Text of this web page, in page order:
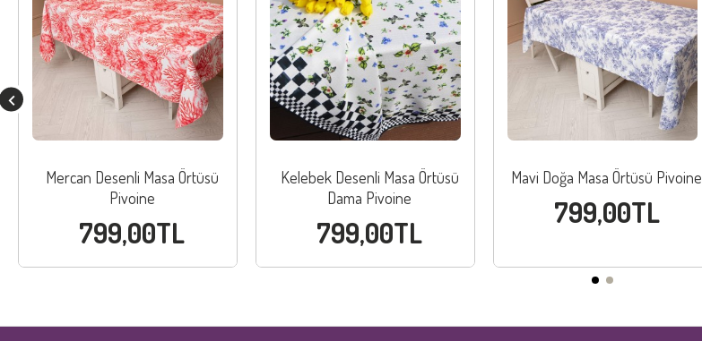
Mercan Desenli Masa Örtüsü
Pivoine
799,00TL
Kelebek Desenli Masa Örtüsü
Dama Pivoine
799,00TL
Mavi Doğa Masa Örtüsü Pivoine
799,00TL